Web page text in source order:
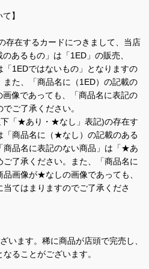
】
存在するカードにつきまして、当店
あるもの」は「1ED」の販売、
「1EDではないもの」となりますの
た、「商品名に（1ED）の記載の
像であっても、「商品名に表記の
ご了承ください。
「★あり・★なし」表記)の存在す
「商品名に（★なし）の記載のある
品名に表記のない商品」は「★あ
ご了承ください。また、「商品名に
画像が★なしの画像であっても、
当てはまりますのでご了承くださ
います。稀に商品が店頭で完売し、
ることがございます。